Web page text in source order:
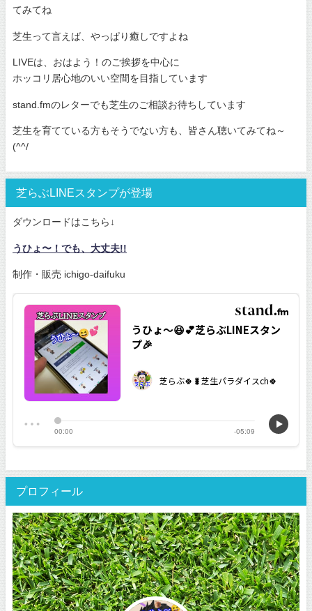
てみてね
芝生って言えば、やっぱり癒しですよね
LIVEは、おはよう！のご挨拶を中心に
ホッコリ居心地のいい空間を目指しています
stand.fmのレターでも芝生のご相談お待ちしています
芝生を育てている方もそうでない方も、皆さん聴いてみてね～
(^^/
芝らぶLINEスタンプが登場
ダウンロードはこちら↓
うひょ〜！でも、大丈夫!!
制作・販売 ichigo-daifuku
プロフィール